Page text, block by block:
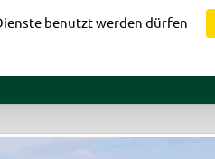
benutzt werden dürfen